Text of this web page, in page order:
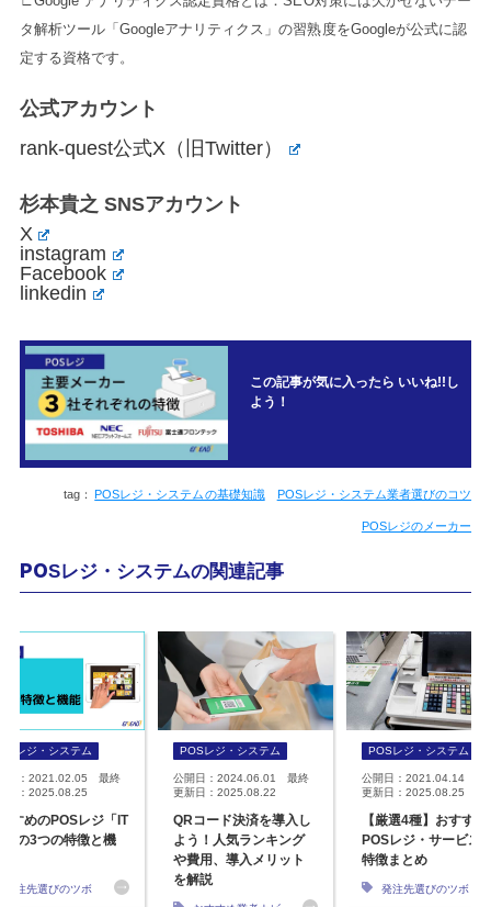
タ解析ツール「Googleアナリティクス」の習熟度をGoogleが公式に認
定する資格です。
公式アカウント
rank-quest公式X（旧Twitter）
杉本貴之 SNSアカウント
X
instagram
Facebook
linkedin
この記事が気に入ったら いいね!!し
よう！
POSレジ・システムの基礎知識 POSレジ・システム業者選びのコツ
POSレジのメーカー
POSレジ・システムの関連記事
レジ・システム
日：2021.02.05 最終
日：2025.08.25
すめのPOSレジ「IT
」の3つの特徴と機
発注先選びのツボ
POSレジ・システム
公開日：2024.06.01 最終
更新日：2025.08.22
QRコード決済を導入し
よう！人気ランキング
や費用、導入メリット
を解説
POSレジ・システム
公開日：2021.04.14 最
更新日：2025.08.25
【厳選4種】おすすめ
POSレジ・サービス
特徴まとめ
発注先選びのツボ